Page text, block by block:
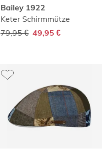
Bailey 1922
Keter Schirmmütze
79,95 € 49,95 €